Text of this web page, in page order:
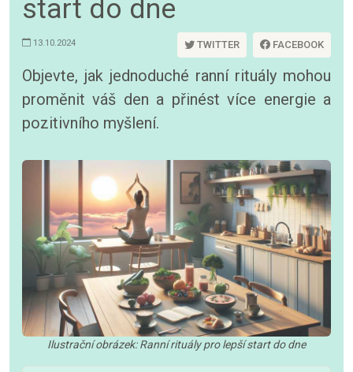
start do dne
13.10.2024 TWITTER FACEBOOK
Objevte, jak jednoduché ranní rituály mohou
proměnit váš den a přinést více energie a
pozitivního myšlení.
Ilustrační obrázek: Ranní rituály pro lepší start do dne